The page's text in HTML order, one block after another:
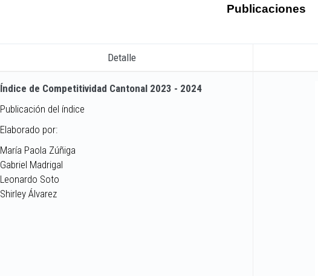
Publicaciones
Detalle
Índice de Competitividad Cantonal 2023 - 2024
Publicación del índice
Elaborado por:
María Paola Zúñiga
Gabriel Madrigal
Leonardo Soto
Shirley Álvarez